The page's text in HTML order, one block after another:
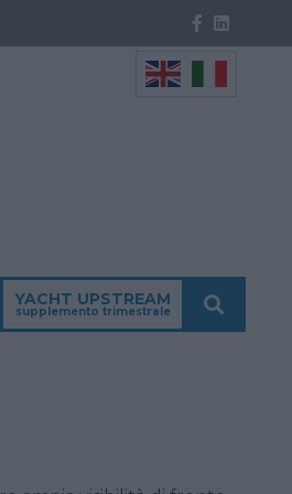
YACHT UPSTREAM
supplemento trimestrale